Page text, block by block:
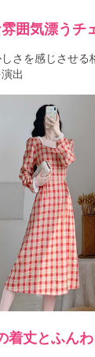
囲気漂うチ
さを感じさせる
出
着丈とふん